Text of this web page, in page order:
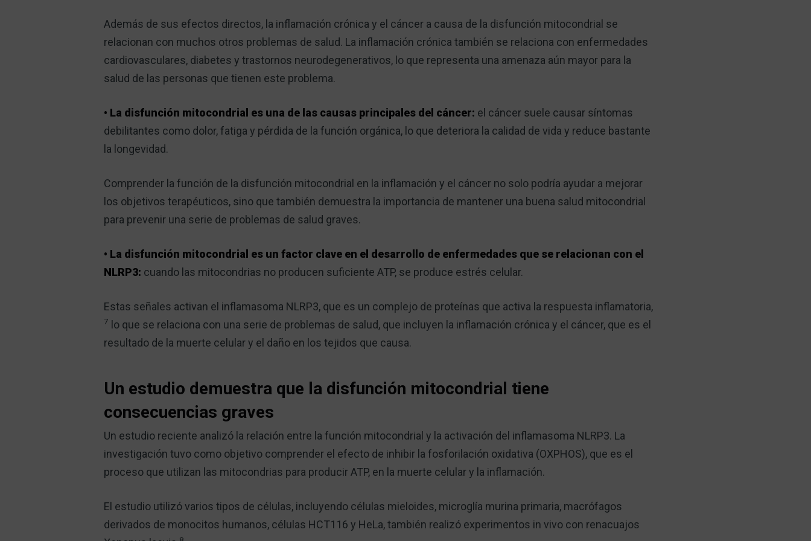
Además de sus efectos directos, la inflamación crónica y el cáncer a causa de la disfunción mitocondrial se
relacionan con muchos otros problemas de salud. La inflamación crónica también se relaciona con enfermedades
cardiovasculares, diabetes y trastornos neurodegenerativos, lo que representa una amenaza aún mayor para la
salud de las personas que tienen este problema.
• La disfunción mitocondrial es una de las causas principales del cáncer: el cáncer suele causar síntomas
debilitantes como dolor, fatiga y pérdida de la función orgánica, lo que deteriora la calidad de vida y reduce bastante
la longevidad.
Comprender la función de la disfunción mitocondrial en la inflamación y el cáncer no solo podría ayudar a mejorar
los objetivos terapéuticos, sino que también demuestra la importancia de mantener una buena salud mitocondrial
para prevenir una serie de problemas de salud graves.
• La disfunción mitocondrial es un factor clave en el desarrollo de enfermedades que se relacionan con el
NLRP3: cuando las mitocondrias no producen suficiente ATP, se produce estrés celular.
Estas señales activan el inflamasoma NLRP3, que es un complejo de proteínas que activa la respuesta inflamatoria,
7
lo que se relaciona con una serie de problemas de salud, que incluyen la inflamación crónica y el cáncer, que es el
resultado de la muerte celular y el daño en los tejidos que causa.
Un estudio demuestra que la disfunción mitocondrial tiene
consecuencias graves
Un estudio reciente analizó la relación entre la función mitocondrial y la activación del inflamasoma NLRP3. La
investigación tuvo como objetivo comprender el efecto de inhibir la fosforilación oxidativa (OXPHOS), que es el
proceso que utilizan las mitocondrias para producir ATP, en la muerte celular y la inflamación.
El estudio utilizó varios tipos de células, incluyendo células mieloides, microglía murina primaria, macrófagos
derivados de monocitos humanos, células HCT116 y HeLa, también realizó experimentos in vivo con renacuajos